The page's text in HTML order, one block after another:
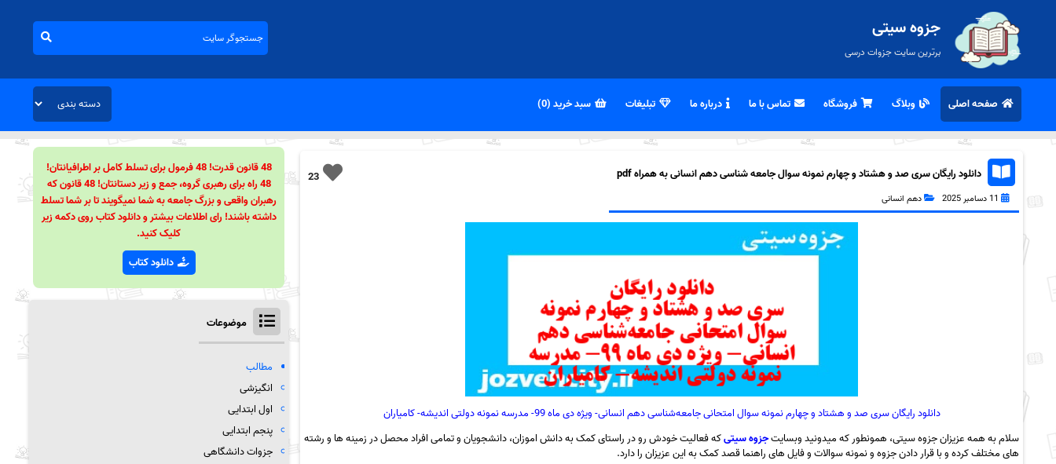
جزوه سیتی
برترین سایت جزوات درسی
صفحه اصلی وبلاگ فروشگاه تماس با ما درباره ما تبلیغات سبد خرید (0)
23 دانلود رایگان سری صد و هشتاد و چهارم نمونه سوال جامعه شناسی دهم انسانی به همراه pdf
11 دسامبر 2025 دهم انسانی
دانلود رایگان سری صد و هشتاد و چهارم نمونه سوال امتحانی جامعه‌شناسی دهم انسانی- ویژه دی ماه 99- مدرسه نمونه دولتی اندیشه- کامیاران
سلام به همه عزیزان جزوه سیتی، همونطور که میدونید وبسایتجزوه سیتیکه فعالیت خودش رو در راستای کمک به دانش اموزان، دانشجویان و تمامی افراد محصل در زمینه ها و رشته
های مختلف کرده و با قرار دادن جزوه و نمونه سوالات و فایل های راهنما قصد کمک به این عزیزان را دارد.
48 قانون قدرت! 48 فرمول برای تسلط کامل بر اطرافیانتان!
48 راه برای رهبری گروه، جمع و زیر دستانتان! 48 قانون که
رهبران واقعی و بزرگ جامعه به شما نمیگویند تا بر شما تسلط
داشته باشند! رای اطلاعات بیشتر و دانلود کتاب روی دکمه زیر
کلیک کنید.
دانلود کتاب
موضوعات
مطالب
انگیزشی
اول ابتدایی
پنجم ابتدایی
جزوات دانشگاهی